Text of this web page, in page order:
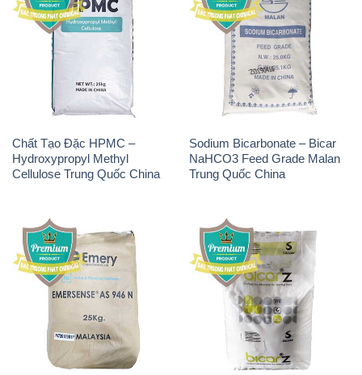
Chất Tạo Đặc HPMC –
Hydroxypropyl Methyl
Cellulose Trung Quốc China
Sodium Bicarbonate – Bicar
NaHCO3 Feed Grade Malan
Trung Quốc China